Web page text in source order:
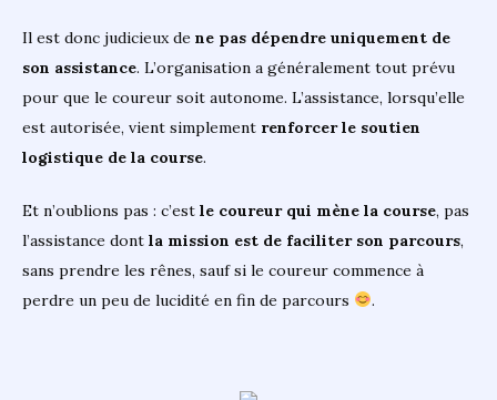
Il est donc judicieux de ne pas dépendre uniquement de
son assistance. L’organisation a généralement tout prévu
pour que le coureur soit autonome. L’assistance, lorsqu’elle
est autorisée, vient simplement renforcer le soutien
logistique de la course.
Et n’oublions pas : c’est le coureur qui mène la course, pas
l’assistance dont la mission est de faciliter son parcours,
sans prendre les rênes, sauf si le coureur commence à
perdre un peu de lucidité en fin de parcours
.